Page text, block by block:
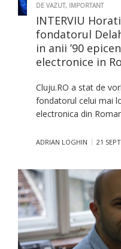
DE VAZUT, IMPORTANT
INTERVIU
fondatorul
in anii ’90
electronice in
Cluju.RO a stat de
fondatorul celui mai
electronica din
ADRIAN LOGHIN 21